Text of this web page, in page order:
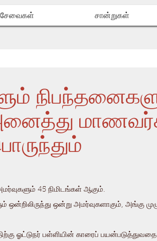
சேவைகள் சான்றுகள்
45 நிமிடங்கள் ஆகும்.
ஒன்று அமர்வுகளாகும், அங்கு
பள்ளியின் காரைப் பயன்படுத்துவதை